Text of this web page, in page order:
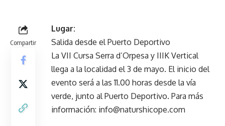
Compartir
Lugar:
Salida desde el Puerto Deportivo
La VII Cursa Serra d’Orpesa y IIIK Vertical
llega a la localidad el 3 de mayo. El inicio del
evento será a las 11.00 horas desde la vía
verde, junto al Puerto Deportivo. Para más
información: info@naturshicope.com